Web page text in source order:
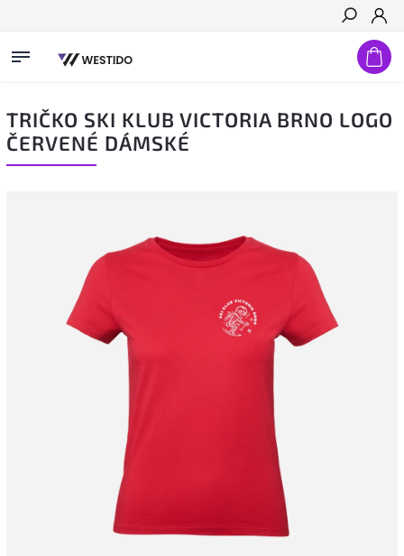
Hledat
TRIČKO SKI KLUB VICTORIA BRNO LOGO
ČERVENÉ DÁMSKÉ